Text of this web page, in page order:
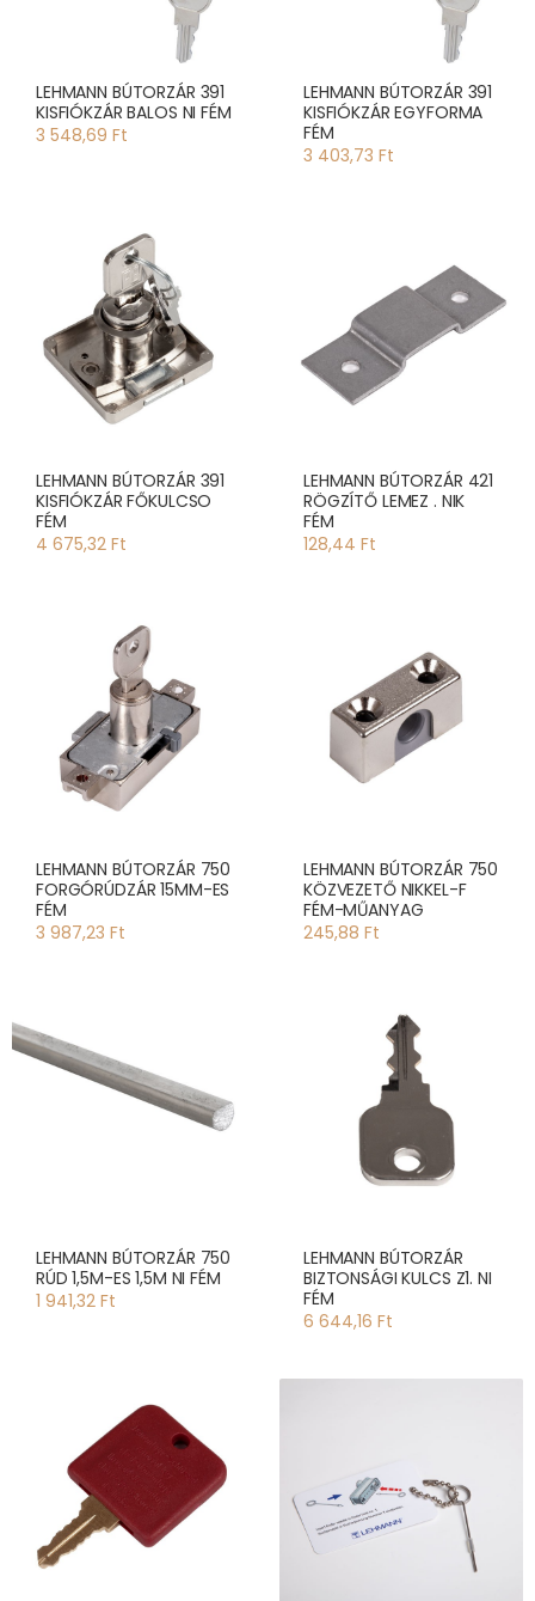
LEHMANN BÚTORZÁR 391
KISFIÓKZÁR BALOS NI FÉM
3 548,69 Ft
LEHMANN BÚTORZÁR 391
KISFIÓKZÁR EGYFORMA
FÉM
3 403,73 Ft
LEHMANN BÚTORZÁR 391
KISFIÓKZÁR FŐKULCSO
FÉM
4 675,32 Ft
LEHMANN BÚTORZÁR 421
RÖGZÍTŐ LEMEZ . NIK
FÉM
128,44 Ft
LEHMANN BÚTORZÁR 750
FORGÓRÚDZÁR 15MM-ES
FÉM
3 987,23 Ft
LEHMANN BÚTORZÁR 750
KÖZVEZETŐ NIKKEL-F
FÉM-MŰANYAG
245,88 Ft
LEHMANN BÚTORZÁR 750
RÚD 1,5M-ES 1,5M NI FÉM
1 941,32 Ft
LEHMANN BÚTORZÁR
BIZTONSÁGI KULCS Z1. NI
FÉM
6 644,16 Ft